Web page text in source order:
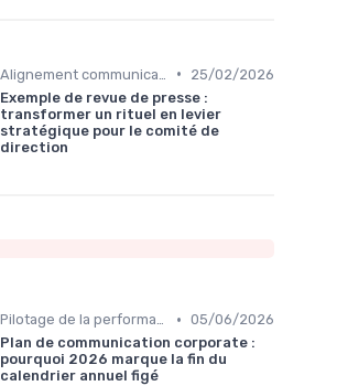
•
25/02/2026
Exemple de revue de presse :
transformer un rituel en levier
stratégique pour le comité de
direction
Pilotage de la performance communication • 05/06/2026
Plan de communication corporate :
pourquoi 2026 marque la fin du
calendrier annuel figé